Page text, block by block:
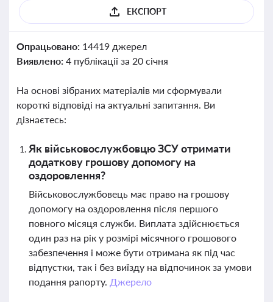
ЕКСПОРТ
Опрацьовано: 14419 джерел
Виявлено: 4 публікації за 20 січня
На основі зібраних матеріалів ми сформували
короткі відповіді на актуальні запитання. Ви
дізнаєтесь:
Як військовослужбовцю ЗСУ отримати
додаткову грошову допомогу на
оздоровлення?
Військовослужбовець має право на грошову
допомогу на оздоровлення після першого
повного місяця служби. Виплата здійснюється
один раз на рік у розмірі місячного грошового
забезпечення і може бути отримана як під час
відпустки, так і без виїзду на відпочинок за умови
подання рапорту. Джерело